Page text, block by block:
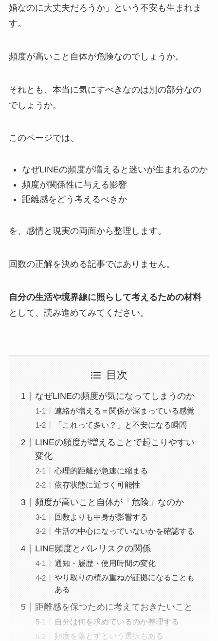
婚なのに大丈夫だろうか」という不安も生まれま
す。
頻度が高いこと自体が危険なのでしょうか。
それとも、本当に気にすべきなのは別の部分なの
でしょうか。
このページでは、
なぜLINEの頻度が増えると迷いが生まれるのか
頻度が関係性に与える影響
距離感をどう考えるべきか
を、感情と現実の両面から整理します。
回数の正解を決める記事ではありません。
自分の生活や境界線に照らして考えるための材料
として、読み進めてみてください。
目次
なぜLINEの頻度が気になってしまうのか
連絡が増える＝関係が深まっている感覚
「これって多い？」と不安になる瞬間
LINEの頻度が増えることで起こりやすい
変化
心理的距離が急速に縮まる
依存状態に近づく可能性
頻度が高いこと自体が「危険」なのか
回数よりも中身が影響する
生活の中心になっていないかを確認する
LINE頻度とバレリスクの関係
通知・履歴・使用時間の変化
やり取りの積み重ねが証拠になることも
ある
距離感を保つために考えておきたいこと
自分は何を求めているのか整理する
頻度を落とすという選択もある